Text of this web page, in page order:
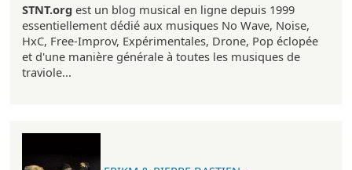
STNT.org est un blog musical en ligne depuis 1999
essentiellement dédié aux musiques No Wave, Noise,
HxC, Free-Improv, Expérimentales, Drone, Pop éclopée
et d'une manière générale à toutes les musiques de
traviole...